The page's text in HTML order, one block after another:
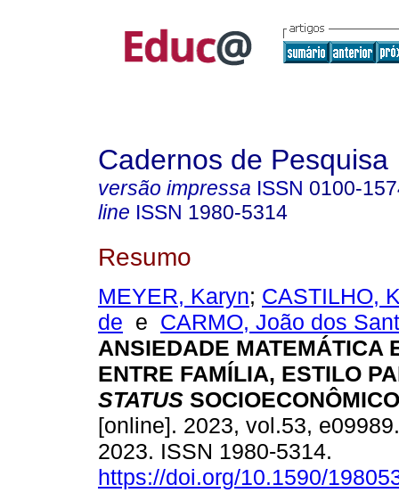
Cadernos de Pesquisa
versão impressa ISSN 0100-
line ISSN 1980-5314
Resumo
MEYER, Karyn; CASTILHO,
de e CARMO, João dos
ANSIEDADE MATEMÁTICA
ENTRE FAMÍLIA, ESTILO
STATUS
[online]. 2023, vol.53,
2023. ISSN 1980-5314.
https://doi.org/10.1590/